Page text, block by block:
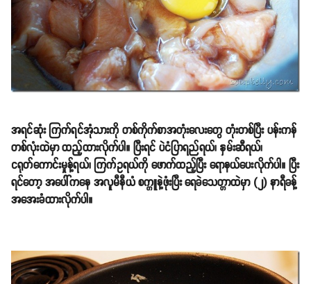
အရင်ဆုံး ကြက်ရင်အုံသားကို တစ်ကိုက်စာအတုံးလေးတွေ တုံးတစ်ပြီး ပန်းကန်
တစ်လုံးထဲမှာ ထည့်ထားလိုက်ပါ။ ပြီးရင် ပဲငံပြာရည်ရယ်၊ နှမ်းဆီရယ်၊
ငရုတ်ကောင်းမှုန့်ရယ်၊ ကြက်ဥရယ်ကို ဖောက်ထည့်ပြီး ရောနယ်ပေးလိုက်ပါ။ ပြီး
ရင်တော့ အပေါ်ကနေ အလူမီနီယံ စက္ကူနဲ့ဖုံးပြီး ရေခဲသေတ္တာထဲမှာ (၂) နာရီခန့်
အအေးခံထားလိုက်ပါ။